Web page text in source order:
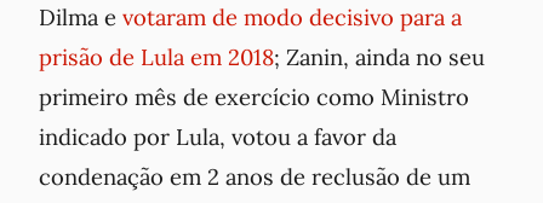
Dilma e votaram de modo decisivo para a
prisão de Lula em 2018; Zanin, ainda no seu
primeiro mês de exercício como Ministro
indicado por Lula, votou a favor da
condenação em 2 anos de reclusão de um